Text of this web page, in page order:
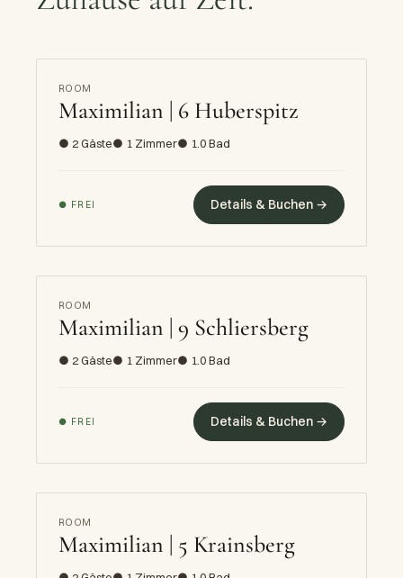
ROOM
Maximilian | 6 Huberspitz
● 2 Gäste● 1 Zimmer● 1.0 Bad
● FREI Details & Buchen →
ROOM
Maximilian | 9 Schliersberg
● 2 Gäste● 1 Zimmer● 1.0 Bad
● FREI Details & Buchen →
ROOM
Maximilian | 5 Krainsberg